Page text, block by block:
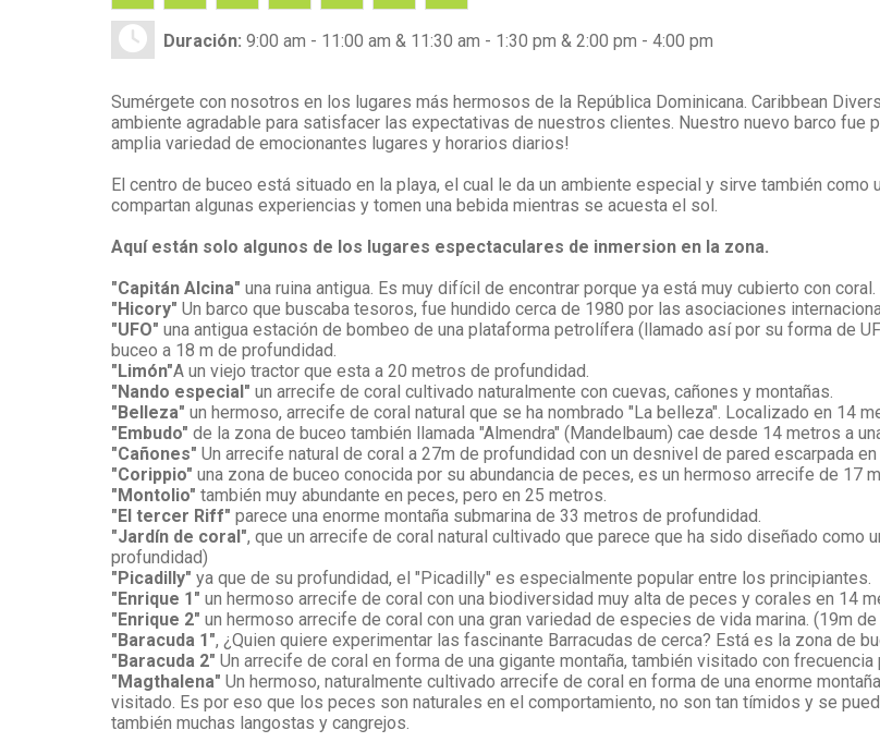
Duración: 9:00 am - 11:00 am & 11:30 am - 1:30 pm & 2:00 pm - 4:00 pm
Sumérgete con nosotros en los lugares más hermosos de la República Dominicana. Caribbean
ambiente agradable para satisfacer las expectativas de nuestros clientes. Nuestro nuevo barco fue
amplia variedad de emocionantes lugares y horarios diarios!
El centro de buceo está situado en la playa, el cual le da un ambiente especial y sirve también como
compartan algunas experiencias y tomen una bebida mientras se acuesta el sol.
Aquí están solo algunos de los lugares espectaculares de inmersion en la zona.
"Capitán Alcina" una ruina antigua. Es muy difícil de encontrar porque ya está muy cubierto con
"Hicory" Un barco que buscaba tesoros, fue hundido cerca de 1980 por las asociaciones
"UFO" una antigua estación de bombeo de una plataforma petrolífera (llamado así por su forma de
buceo a 18 m de profundidad.
"Limón"A un viejo tractor que esta a 20 metros de profundidad.
"Nando especial" un arrecife de coral cultivado naturalmente con cuevas, cañones y montañas.
"Belleza" un hermoso, arrecife de coral natural que se ha nombrado "La belleza". Localizado en 14
"Embudo" de la zona de buceo también llamada "Almendra" (Mandelbaum) cae desde 14 metros a
"Cañones" Un arrecife natural de coral a 27m de profundidad con un desnivel de pared escarpada
"Corippio" una zona de buceo conocida por su abundancia de peces, es un hermoso arrecife de 17
"Montolio" también muy abundante en peces, pero en 25 metros.
"El tercer Riff" parece una enorme montaña submarina de 33 metros de profundidad.
"Jardín de coral", que un arrecife de coral natural cultivado que parece que ha sido diseñado como
profundidad)
"Picadilly" ya que de su profundidad, el "Picadilly" es especialmente popular entre los principiantes.
"Enrique 1" un hermoso arrecife de coral con una biodiversidad muy alta de peces y corales en 14
"Enrique 2" un hermoso arrecife de coral con una gran variedad de especies de vida marina. (19m
"Baracuda 1", ¿Quien quiere experimentar las fascinante Barracudas de cerca? Está es la zona de
"Baracuda 2" Un arrecife de coral en forma de una gigante montaña, también visitado con frecuencia
"Magthalena" Un hermoso, naturalmente cultivado arrecife de coral en forma de una enorme
visitado. Es por eso que los peces son naturales en el comportamiento, no son tan tímidos y se
también muchas langostas y cangrejos.